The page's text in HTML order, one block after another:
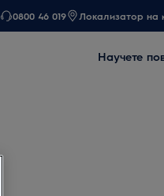
0800 46 019 Локализатор на
Научете